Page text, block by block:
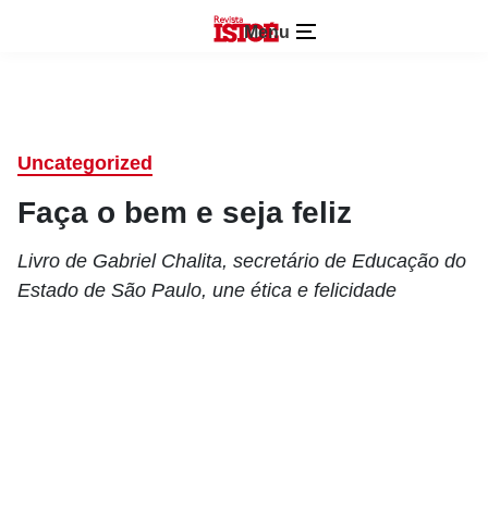
Menu
Uncategorized
Faça o bem e seja feliz
Livro de Gabriel Chalita, secretário de Educação do
Estado de São Paulo, une ética e felicidade